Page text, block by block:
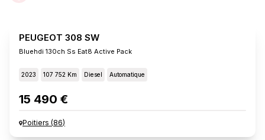
PEUGEOT 308 SW
Bluehdi 130ch Ss Eat8 Active Pack
2023 107 752 Km Diesel Automatique
15 490 €
Poitiers (86)